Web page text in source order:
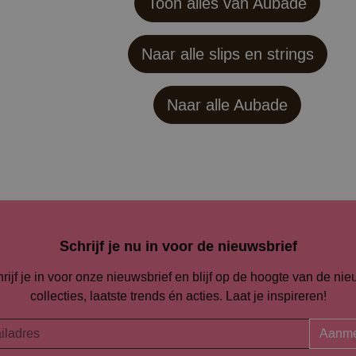
Naar alle slips en strings
Naar alleAubade
Schrijf je nu in voor de nieuwsbrief
je in voor onze nieuwsbrief en blijf op de hoogte van de
collecties, laatste trends én acties. Laat je inspireren!